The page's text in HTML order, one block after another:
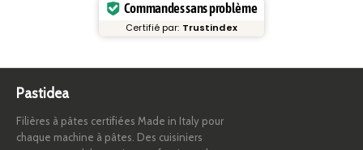
Commandes sans problème
Certifié par: Trustindex
Pastidea
Filières à pâtes certifiées Made in Italy pour
chaque machine à pâtes. Des cuisiniers